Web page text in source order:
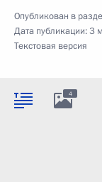
Опубликован в
Дата публикации:3
Текстовая версия
4